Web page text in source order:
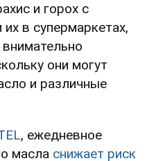
и горох с
в супермаркетах,
они могут
и различные
, ежедневное
масла снижает риск